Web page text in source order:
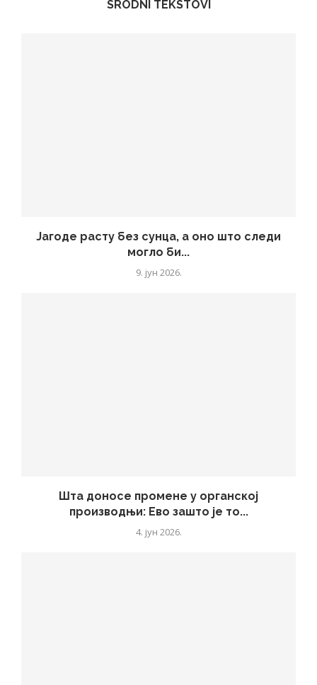
SRODNI TEKSTOVI
Јагоде расту без сунца, а оно што следи
могло би...
9. јун 2026.
Шта доносе промене у органској
производњи: Ево зашто је то...
4. јун 2026.